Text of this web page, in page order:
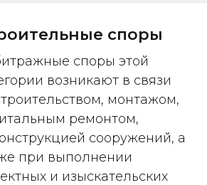
споры
споры этой
возникают в связи
монтажом,
ремонтом,
сооружений, а
при выполнении
и изыскательских